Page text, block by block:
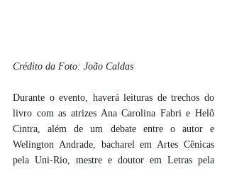
Crédito da Foto: João Caldas
Durante o evento, haverá leituras de trechos do
livro com as atrizes Ana Carolina Fabri e Helô
Cintra, além de um debate entre o autor e
Welington Andrade, bacharel em Artes Cênicas
pela Uni-Rio, mestre e doutor em Letras pela